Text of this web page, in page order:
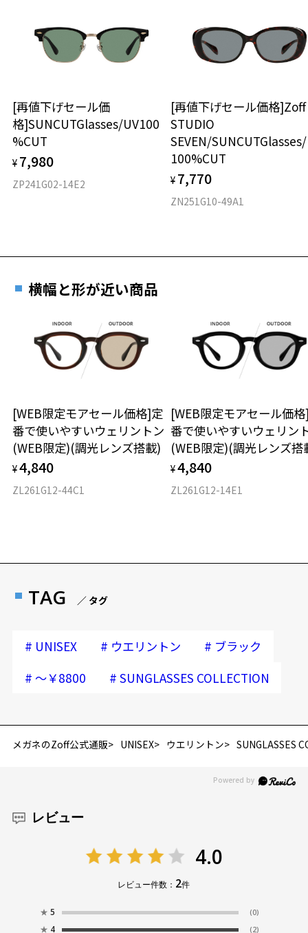
レンズカラー：Z-AMBER_BR85F/ブラウン系
レンズ枠の材質：プラスチック
テンプルの材質：プラスチック
UV100%CUT ※ISO12312-1基準
株式会社インターメスティック
ゾフ・カスタマーサポート
TEL: 0120-013-883
＜度付きサングラスに関する注意事項＞
※度付きサングラスをお求めの際は、レンズ選択画面で度数入力後、
2024年3月1日から、店舗にて商品をお持ち込みいただいても、レンズ
交換される場合は、レンズ代金の他に3,300円(税込)の加工賃を追加で
頂戴する場合がございます。
にご提示いただければ、初回1回に限り加工賃はかかりませんので、必
ずスタッフにご提示ください。
商品発送から6ヶ月を過ぎた場合、又はお客様がお忘れの「商品発送メ
ール」のご提示が無かった場合、レンズ代金の他に加工賃として3,30
0円(税込)を頂戴いたしますので、予めご了承ください。
タイプ
ウエリントン
フロント素材：プラスチック（塗装）
[再値下げセール価
格]SUNCUTGlasses/UV100
%CUT
¥ 7,980
ZP241G02-14E2
[再値下げセール価格
STUDIO
SEVEN/
100%CUT
¥ 7,770
ZN251G10-49A1
横幅と形が近い商品
[WEB限定モアセール価格]定
番で使いやすいウェリントン
(WEB限定)(調光レンズ搭載)
¥4,840
ZL261G12-44C1
[WEB限定モアセール価
番で使いやすいウェリン
(WEB限定)(調光レンズ搭
¥4,840
ZL261G12-14E1
TAG ／ タグ
# UNISEX # ウエリントン # ブラック
# ～￥8800 # SUNGLASSES COLLECTION
メガネのZoff公式通販 UNISEX ウエリントン SUNGLASSES
レビュー
4.0
レビュー件数： 2件
★ 5 (0)
★ 4 (2)